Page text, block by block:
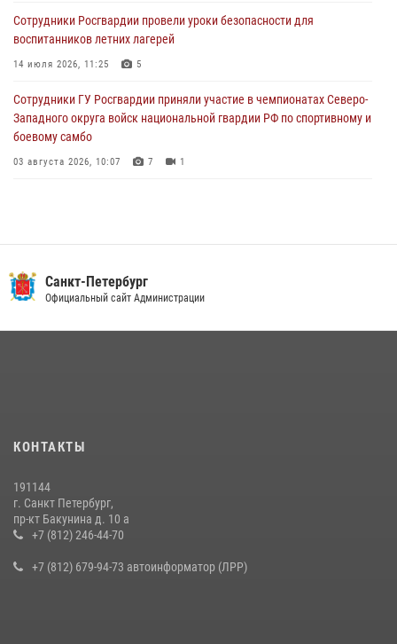
Петербургские росгвардейцы обнаружили объявленный в розыск
автомобиль, ранее использовавшийся при совершении кражи в
Ленобласти
Сотрудники Росгвардии провели уроки безопасности для
воспитанников летних лагерей
14 июля 2026, 11:25 5
Сотрудники ГУ Росгвардии приняли участие в чемпионатах Северо-
Западного округа войск национальной гвардии РФ по спортивному и
боевому самбо
03 августа 2026, 10:07 7 1
В Красногвардейском районе росгвардейцы задержали хулигана,
угрожавшего мужчине пневматическим пистолетом
на III Международном петербургском цифровом форуме
В Ленобласти сотрудники Росгвардии провели встречу с
воспитанниками детского клуба «Умные каникулы»
Санкт-Петербург
Официальный сайт Администрации
КОНТАКТЫ
191144
г. Санкт Петербург,
пр-кт Бакунина д. 10 а
+7 (812) 246-44-70
+7 (812) 679-94-73 автоинформатор (ЛРР)